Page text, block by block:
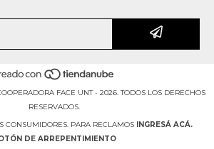
FACE UNT - 2026. TODOS LOS DERECHOS
RESERVADOS.
CONSUMIDORES. PARA RECLAMOS
INGRESÁ ACÁ.
DE ARREPENTIMIENTO